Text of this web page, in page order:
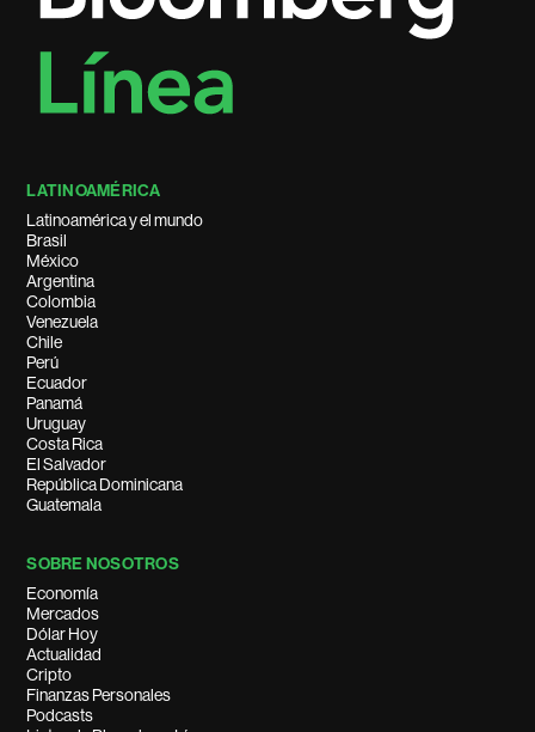
LATINOAMÉRICA
Latinoamérica y el mundo
Brasil
México
Argentina
Colombia
Venezuela
Chile
Perú
Ecuador
Panamá
Uruguay
Costa Rica
El Salvador
República Dominicana
Guatemala
SOBRE NOSOTROS
Economía
Mercados
Dólar Hoy
Actualidad
Cripto
Finanzas Personales
Podcasts